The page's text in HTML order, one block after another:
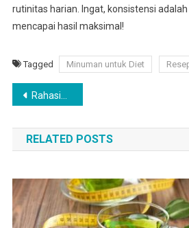
rutinitas harian. Ingat, konsistensi
mencapai hasil maksimal!
Tagged Minuman untuk Diet
Post
navigation
Rahasia Pola Makan Defisit Kalori dengan Efektif
RELATED POSTS